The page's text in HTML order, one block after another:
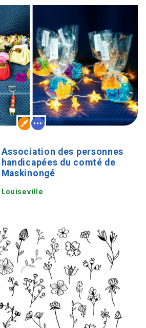
Association des personnes
handicapées du comté de
Maskinongé
Louiseville